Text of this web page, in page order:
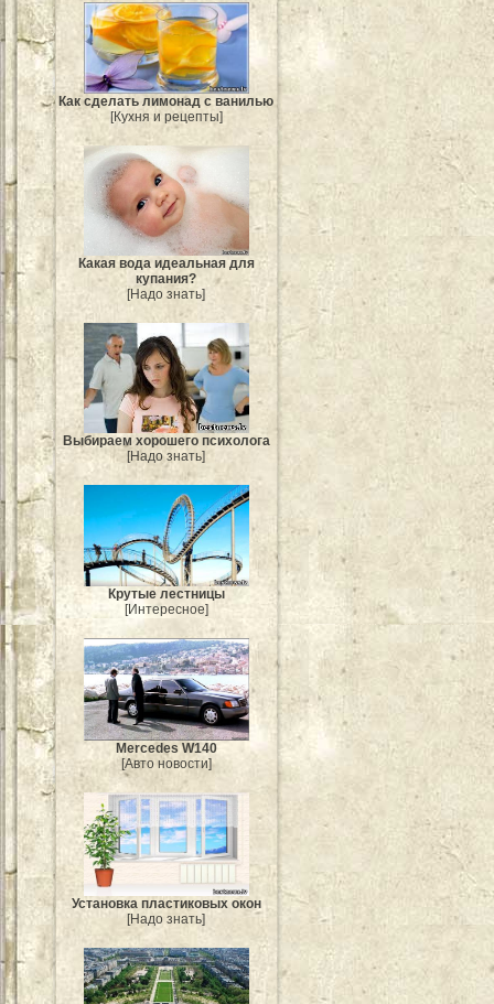
Как сделать лимонад с ванилью
[Кухня и рецепты]
Какая вода идеальная для
купания?
[Надо знать]
Выбираем хорошего психолога
[Надо знать]
Крутые лестницы
[Интересное]
Mercedes W140
[Авто новости]
Установка пластиковых окон
[Надо знать]